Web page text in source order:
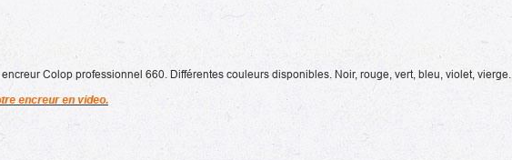
Colop professionnel 660. Différentes couleurs disponibles. Noir, rouge, vert, bleu, violet, vierge.
encreur en video.